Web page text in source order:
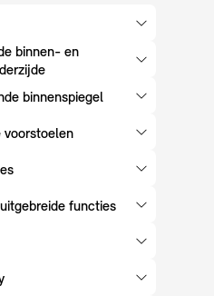
binnen- en
binnenspiegel
voorstoelen
functies